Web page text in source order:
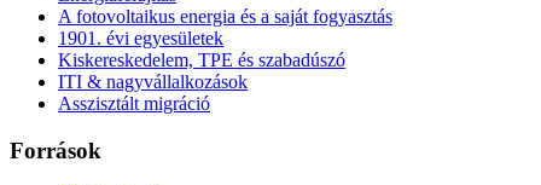
A fotovoltaikus energia és a saját fogyasztás
1901. évi egyesületek
Kiskereskedelem, TPE és szabadúszó
ITI & nagyvállalkozások
Asszisztált migráció
Források